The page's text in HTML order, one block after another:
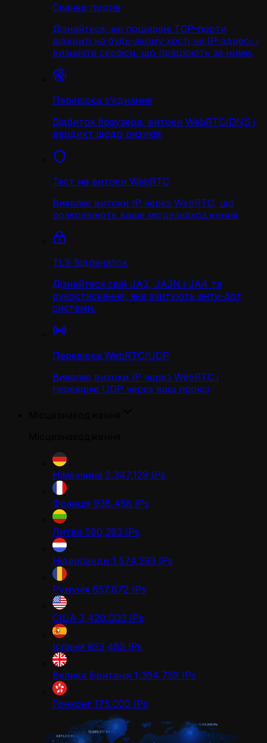
Сканер портів
Дізнайтеся, які поширені TCP-порти
відкриті на будь-якому хості чи IP-адресі, і
визначте сервіси, що працюють за ними.
Перевірка з'єднання
Відбиток браузера, витоки WebRTC/DNS і
вердикт щодо ризиків
Тест на витоки WebRTC
Виявляє витоки IP через WebRTC, що
розкривають ваше місцезнаходження
TLS Відпечаток
Дізнайтеся свій JA3, JA3N і JA4 та
рукостискання, яке зчитують анти-бот
системи.
Перевірка WebRTC/UDP
Виявляє витоки IP через WebRTC і
перевіряє UDP через ваш проксі
Німеччина 2,347,129 IPs
Франція 938,458 IPs
Литва 580,283 IPs
Нідерланди 1,574,293 IPs
Румунія 657,872 IPs
США 3,420,000 IPs
Іспанія 823,485 IPs
Велика Британія 1,364,739 IPs
Гонконг 175,000 IPs